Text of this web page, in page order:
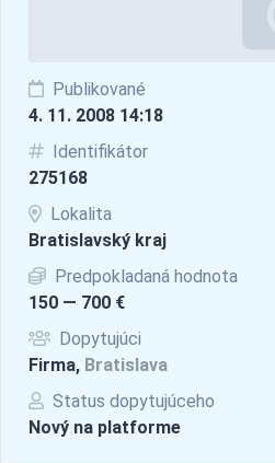
Publikované
4. 11. 2008 14:18
Identifikátor
275168
Lokalita
Bratislavský kraj
Predpokladaná hodnota
150 — 700 €
Dopytujúci
Firma, Bratislava
Status dopytujúceho
Nový na platforme